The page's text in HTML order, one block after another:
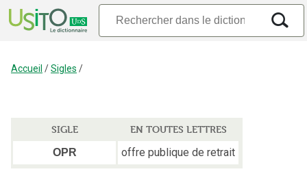
Accueil /Sigles /
SIGLE
EN TOUTES LETTRES
OPR
offre publique de retrait